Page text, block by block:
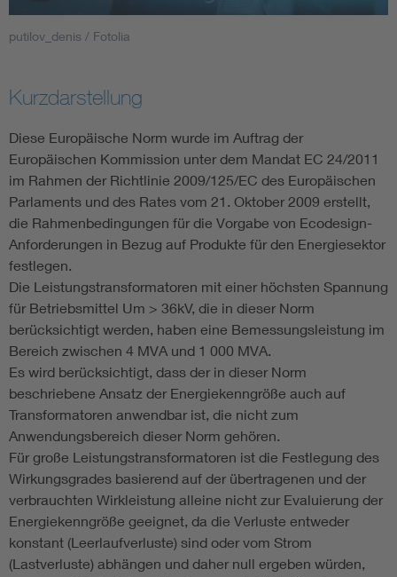
Smart Cities
Blitzschutz: DIN EN 62305 in der Übersicht
Circular Economy für mehr Ressourceneffizienz
Cybersecurity in der Industrieautomatisierung
DIN VDE 0100 für sichere Elektroinstallationen
Elektrofachkraft (EFK)
putilov_denis / Fotolia
Kurzdarstellung
Diese Europäische Norm wurde im Auftrag der
Europäischen Kommission unter dem Mandat EC 24/2011
im Rahmen der Richtlinie 2009/125/EC des Europäischen
Parlaments und des Rates vom 21. Oktober 2009 erstellt,
die Rahmenbedingungen für die Vorgabe von Ecodesign-
Anforderungen in Bezug auf Produkte für den Energiesektor
festlegen.
Die Leistungstransformatoren mit einer höchsten Spannung
für Betriebsmittel Um > 36kV, die in dieser Norm
berücksichtigt werden, haben eine Bemessungsleistung im
Bereich zwischen 4 MVA und 1 000 MVA.
Es wird berücksichtigt, dass der in dieser Norm
beschriebene Ansatz der Energiekenngröße auch auf
Transformatoren anwendbar ist, die nicht zum
Anwendungsbereich dieser Norm gehören.
Für große Leistungstransformatoren ist die Festlegung des
Wirkungsgrades basierend auf der übertragenen und der
verbrauchten Wirkleistung alleine nicht zur Evaluierung der
Energiekenngröße geeignet, da die Verluste entweder
konstant (Leerlaufverluste) sind oder vom Strom
(Lastverluste) abhängen und daher null ergeben würden,